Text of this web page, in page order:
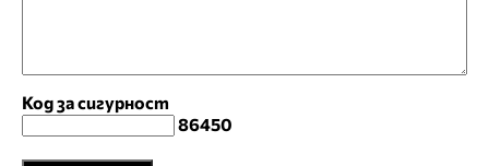
Код за сигурност
86450